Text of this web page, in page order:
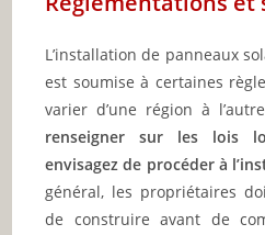
L’installation de panneaux
est soumise à certaines
varier d’une région à
renseigner sur les lois
envisagez de procéder à
général, les propriétaires
de construire avant de